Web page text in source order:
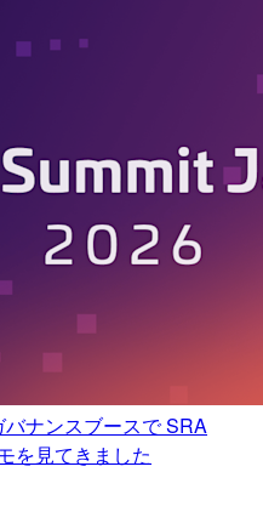
バナンスブースで SRA
を見てきました